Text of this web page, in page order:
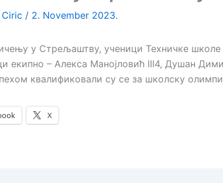
Ciric / 2. November 2023.
у Стрељаштву, ученици Техничке школе
екипно – Алекса Манојловић III4, Душан
квалификовали су се за школску
X